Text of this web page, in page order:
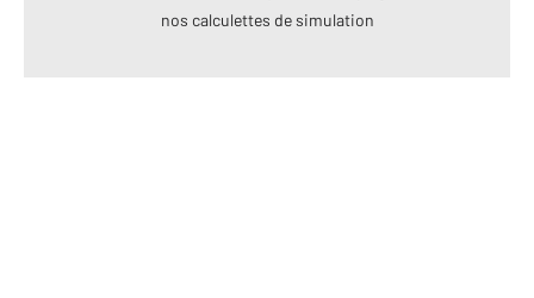
nos calculettes de simulation